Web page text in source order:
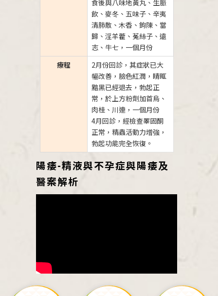
食後與八味地黃丸、生脈
飲、麥冬、五味子、辛夷
清肺散、木香、鉤陳、當
歸、淫羊藿、菟絲子、遠
志、牛七，一個月份
療程
2月份回診，其症狀已大
幅改善，臉色紅潤，睛眶
黯黑已經退去，勃起正
常，於上方粉劑加首烏、
肉桂、川連，一個月份
4月回診，經檢查睪固酮
正常，精蟲活動力增強，
勃起功能完全恢復。
陽痿-精液與不孕症與陽痿及
醫案解析